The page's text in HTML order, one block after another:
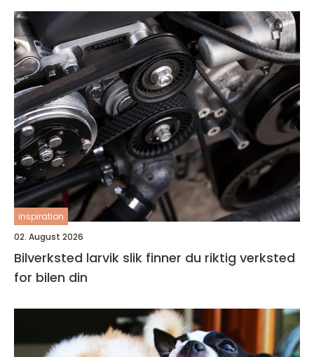
inspiration
02. August 2026
Bilverksted larvik slik finner du riktig verksted
for bilen din